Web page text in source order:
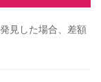
見した場合、差額